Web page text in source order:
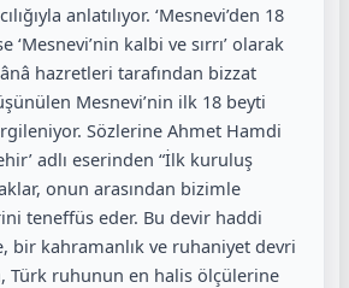
anlatılıyor. ‘Mesnevi’den 18
‘Mesnevi’nin kalbi ve sırrı’ olarak
hazretleri tarafından bizzat
Mesnevi’nin ilk 18 beyti
Sözlerine Ahmet Hamdi
adlı eserinden “İlk kuruluş
onun arasından bizimle
teneffüs eder. Bu devir haddi
bir kahramanlık ve ruhaniyet devri
Türk ruhunun en halis ölçülerine